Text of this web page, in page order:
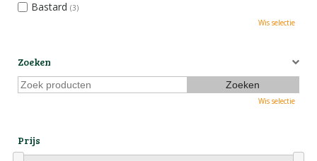
Bastard (3)
Wis selectie
Zoeken
Wis selectie
Prijs